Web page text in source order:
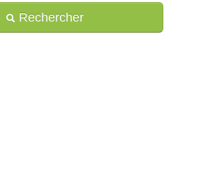
Déposer une annonce
Rechercher